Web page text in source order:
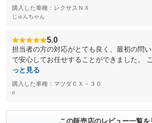
購入した車種：レクサスＮＸ
じゅんちゃん
5.0
担当者の方の対応がとても良く、最初の問
で安心してお任せすることができました。
っと見る
購入した車種：マツダＣＸ－３０
o
この販売店のレビュー一覧を